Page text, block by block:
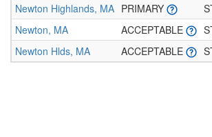
Newton Highlands, MA PRIMARY
Newton, MA
ACCEPTABLE
Newton Hlds, MA
ACCEPTABLE